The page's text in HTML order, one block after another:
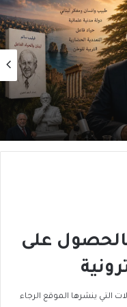
على
التي ينشرها الموقع الرجاء